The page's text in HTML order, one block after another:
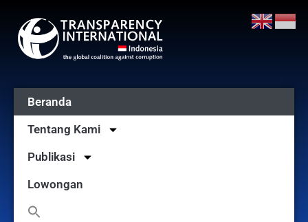
Beranda
Tentang Kami
Publikasi
Lowongan